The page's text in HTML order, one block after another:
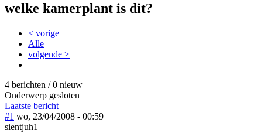
welke kamerplant is dit?
< vorige
Alle
volgende >
4 berichten / 0 nieuw
Onderwerp gesloten
Laatste bericht
#1 wo, 23/04/2008 - 00:59
sientjuh1